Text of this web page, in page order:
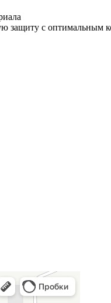
защиту с оптимальным